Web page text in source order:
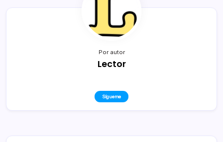
Por autor
Lector
Sígueme